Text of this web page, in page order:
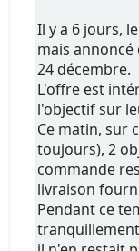
Il y a 6 jours,
mais
24 décembre.
L'offre est
l'objectif sur
Ce matin, sur
toujours), 2
commande
livraison
Pendant ce